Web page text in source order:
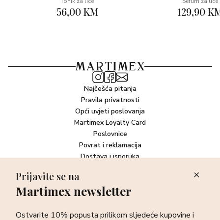
56,00 KM 129,90
Najčešća pitanja
Pravila privatnosti
Opći uvjeti poslovanja
Martimex Loyalty Card
Poslovnice
Povrat i reklamacija
Dostava i isporuka
Newsletter
sve o najnovijim proizvodima, akcijskim i ekskluzivnim
Prijavite se na
Martimex newsletter
Ostvarite 10% popusta prilikom sljedeće kupovine i